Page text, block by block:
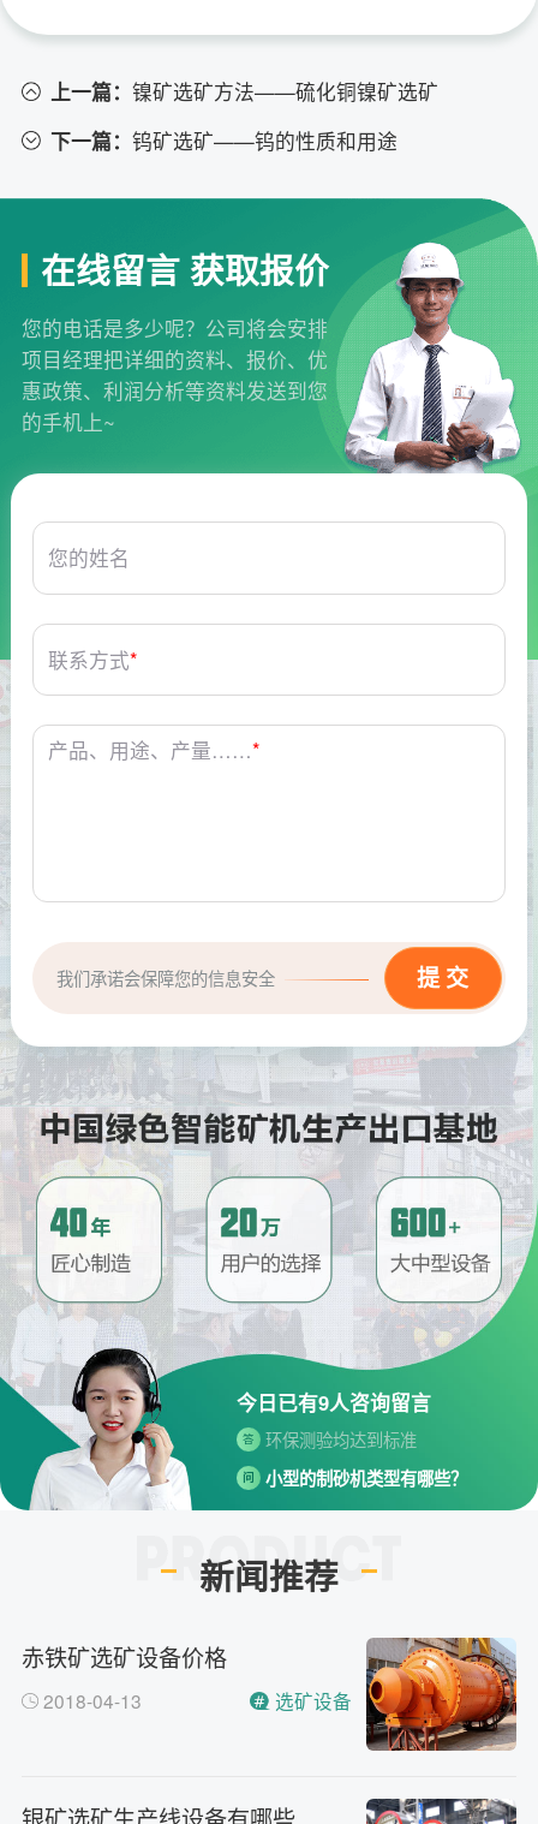
上一篇： 镍矿选矿方法——硫化铜镍矿选矿
下一篇： 钨矿选矿——钨的性质和用途
在线留言 获取报价
您的电话是多少呢？公司将会安排
项目经理把详细的资料、报价、优
惠政策、利润分析等资料发送到您
的手机上~
您的姓名
联系方式*
产品、用途、产量……*
我们承诺会保障您的信息安全
今日已有9人咨询留言
问 请问厂家地址在哪？
河南省郑州市高新技术开发区梧
桐街与红松路交叉口中国高端矿
机生产出口基地园区
问 制砂机最小的产量是多少？
最小每小时12吨
问 移动破碎机时产多少方？
答 每小时30-300方的型号都有。
问 红星制砂机在环保上达标吗？
答
主要有细碎机，复合破，对辊制
问 请问厂家地址在哪？
答
河南省郑州市高新技术开发区梧
机生产出口基地园区
制砂机最小的产量是多少？
答 最小每小时12吨
移动破碎机时产多少方？
新闻推荐
赤铁矿选矿设备价格
2018-04-13 选矿设备
银矿选矿生产线设备有哪些